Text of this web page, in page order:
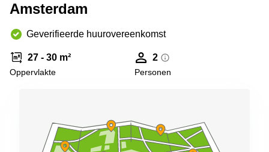
Coworking
Hilversum
Coworking
space
Zwolle
Kantoor
Amsterdam
Geverifieerde huurovereenkomst
27 - 30 m²
Oppervlakte
2
Personen